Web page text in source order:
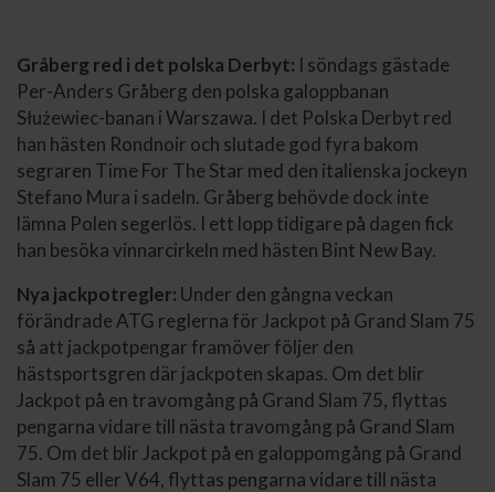
Gråberg red i det polska Derbyt: I söndags gästade
Per-Anders Gråberg den polska galoppbanan
Służewiec-banan i Warszawa. I det Polska Derbyt red
han hästen Rondnoir och slutade god fyra bakom
segraren Time For The Star med den italienska jockeyn
Stefano Mura i sadeln. Gråberg behövde dock inte
lämna Polen segerlös. I ett lopp tidigare på dagen fick
han besöka vinnarcirkeln med hästen Bint New Bay.
Nya jackpotregler: Under den gångna veckan
förändrade ATG reglerna för Jackpot på Grand Slam 75
så att jackpotpengar framöver följer den
hästsportsgren där jackpoten skapas. Om det blir
Jackpot på en travomgång på Grand Slam 75, flyttas
pengarna vidare till nästa travomgång på Grand Slam
75. Om det blir Jackpot på en galoppomgång på Grand
Slam 75 eller V64, flyttas pengarna vidare till nästa